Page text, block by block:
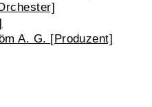
A. G. [Produzent]